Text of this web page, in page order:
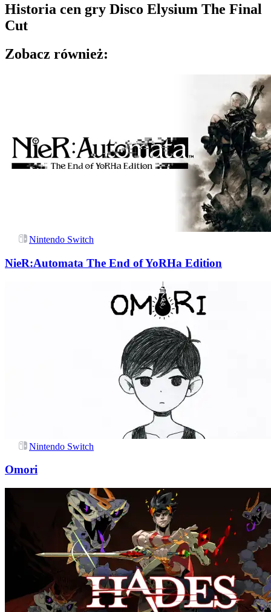
Historia cen gry Disco Elysium The Final
Cut
Zobacz również:
Nintendo Switch
NieR:Automata The End of YoRHa Edition
Nintendo Switch
Omori